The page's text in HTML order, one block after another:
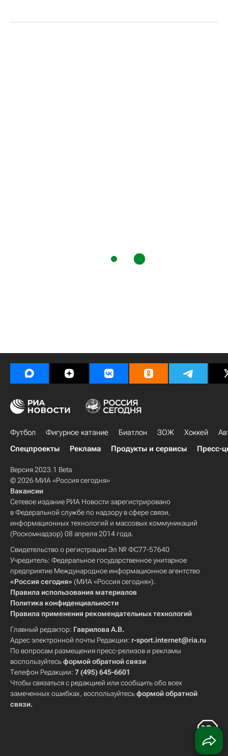
Футбол Фигурное катание Биатлон ЗОЖ Хоккей
Спецпроекты
Реклама Продукты и сервисы Пресс-
Версия 2023.1 Beta
© 2026 МИА «Россия сегодня»
Вакансии
Сетевое издание РИА Новости зарегистрировано
в Федеральной службе по надзору в сфере связи,
информационных технологий и массовых коммуникаций
(Роскомнадзор) 08 апреля 2014 года.
Свидетельство о регистрации Эл № ФС77-57640
Учредитель: Федеральное государственное унитарное
предприятие Международное информационное агентство
«Россия сегодня» (МИА «Россия сегодня»).
Правила использования материалов
Политика конфиденциальности
Правила применения рекомендательных технологий
Главный редактор: Гаврилова А.В.
Адрес электронной почты Редакции: r-sport.internet@ria.ru
По вопросам размещения пресс-релизов и рекламы
воспользуйтесьформой обратной связи
Телефон Редакции: 7 (495) 645-6601
Чтобы связаться с редакцией или сообщить обо всех
замеченных ошибках, воспользуйтесьформой обратной
связи.